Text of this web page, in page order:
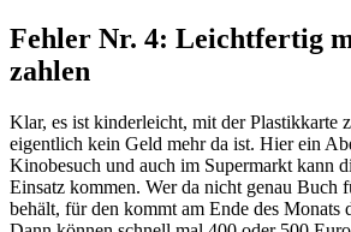
Fehler Nr. 4: Leichtfertig
zahlen
Klar, es ist kinderleicht, mit der Plastikkarte
eigentlich kein Geld mehr da ist. Hier ein
Kinobesuch und auch im Supermarkt kann
Einsatz kommen. Wer da nicht genau Buch
behält, für den kommt am Ende des Monats